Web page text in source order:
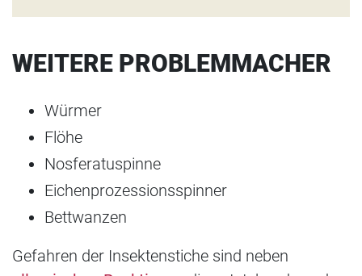
WEITERE PROBLEMMACHER
Würmer
Flöhe
Nosferatuspinne
Eichenprozessionsspinner
Bettwanzen
Gefahren der Insektenstiche sind neben